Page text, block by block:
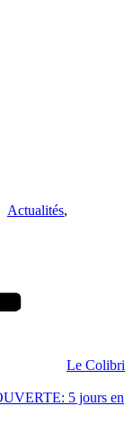
Actualités,
Le Colibri
5 jours en